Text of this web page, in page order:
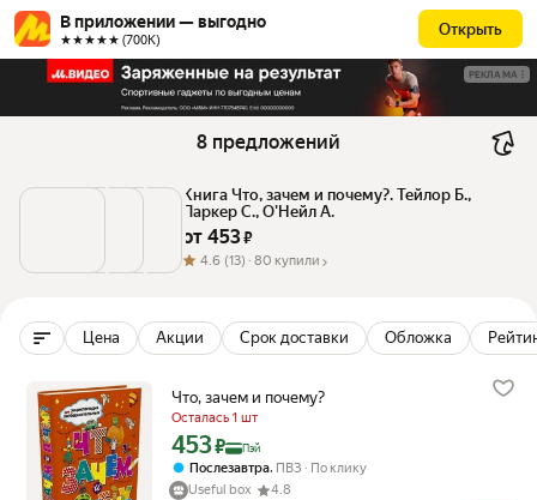
В приложении — выгодно
★★★★★ (700К)
Открыть
РЕКЛАМА
8 предложений
Книга Что, зачем и почему?. Тейлор Б.,
Паркер С., О'Нейл А.
от 453 ₽
4.6 (13) · 80 купили
Цена Акции Срок доставки Обложка
Что, зачем и почему?
Осталась 1 шт
Цена с картой Яндекс Пэй 453 ₽ вместо
453₽ Пэй
Послезавтра, ПВЗ
По клику
Useful box
4.8